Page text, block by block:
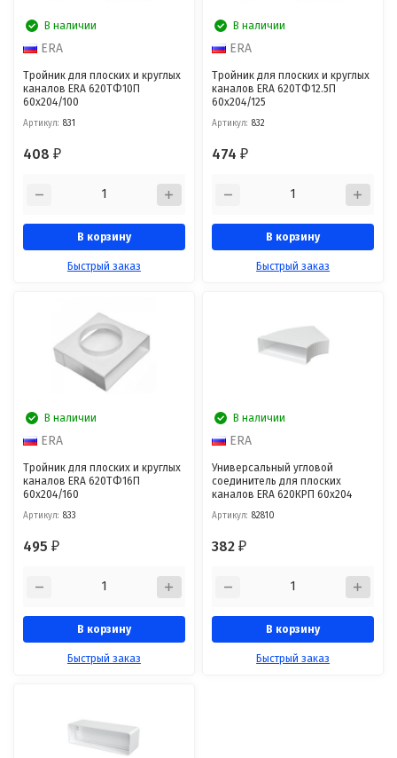
В наличии
ERA
Тройник для плоских и круглых
каналов ERA 620ТФ10П
60x204/100
Артикул: 831
408₽
В корзину
Быстрый заказ
В наличии
ERA
Тройник для плоских и круглых
каналов ERA 620ТФ12.5П
60x204/125
Артикул: 832
474₽
В корзину
Быстрый заказ
В наличии
ERA
Тройник для плоских и круглых
каналов ERA 620ТФ16П
60x204/160
Артикул: 833
495₽
В корзину
Быстрый заказ
В наличии
ERA
Универсальный угловой
соединитель для плоских
каналов ERA 620КРП 60x204
Артикул: 82810
382₽
В корзину
Быстрый заказ